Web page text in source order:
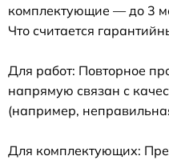
комплектующие — до 3
Что считается
Для работ: Повторное
напрямую связан с
(например,
Для комплектующих: